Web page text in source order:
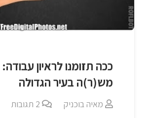
ככה תזומנו לראיון
מש(ר)ה בעיר הגדולה
מאיה בוכניק 2 תגובות